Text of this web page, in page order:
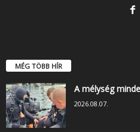
MÉG TÖBB HÍR
A mélység
2026.08.07.